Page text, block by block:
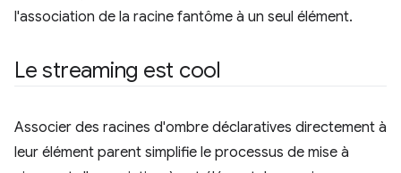
l'association de la racine fantôme à un seul élément.
Le streaming est cool
Associer des racines d'ombre déclaratives directement à
leur élément parent simplifie le processus de mise à